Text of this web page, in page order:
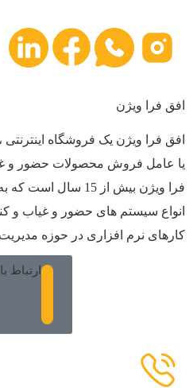
افق فرا ویژن
یا عامل فروش محصولات حضور و
فرا ویژن بیش از 15
انواع سیستم های حضور و غیاب و
کارهای نرم افزاری در حوزه
ارتباط